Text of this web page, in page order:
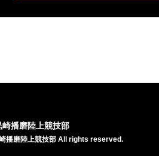
播磨陸上競技部 All rights reserved.